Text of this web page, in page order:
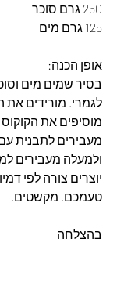
250 גרם סוכר
125 גרם מים
אופן הכנה:
בסיר שמים מים
לגמרי. מורידים
מוסיפים את
מעבירים לתבנית
ולמעלה מעבירים למקרר
יוצרים צורה לפי
טעמכם. מקשטים.
בהצלחה